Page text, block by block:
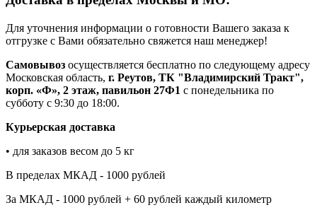
Для уточнения информации о готовности Вашего заказа к
отгрузке с Вами обязательно свяжется наш менеджер!
Самовывоз осуществляется бесплатно по следующему адресу
Московская область, г. Реутов, ТК "Владимирский Тракт",
корп. «Ф», 2 этаж, павильон 27Ф1 с понедельника по
субботу с 9:30 до 18:00.
Курьерская доставка
• для заказов весом до 5 кг
В пределах МКАД - 1000 рублей
За МКАД - 1000 рублей + 60 рублей каждый километр